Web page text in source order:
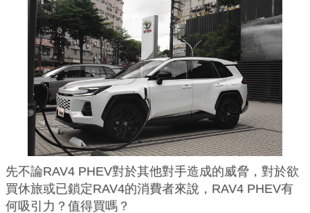
先不論RAV4 PHEV對於其他對手造成的威脅，對於欲
買休旅或已鎖定RAV4的消費者來說，RAV4 PHEV有
何吸引力？值得買嗎？